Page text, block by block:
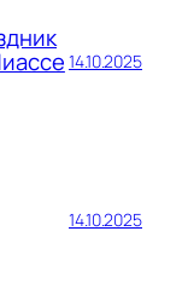
14.10.2025
14.10.2025